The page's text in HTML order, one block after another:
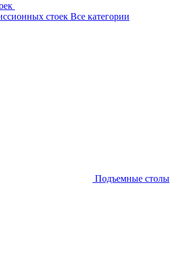
стоек Все категории
Подъемные столы